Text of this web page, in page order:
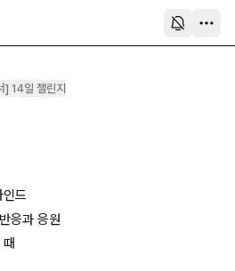
14일 챌린지
드
응과 응원